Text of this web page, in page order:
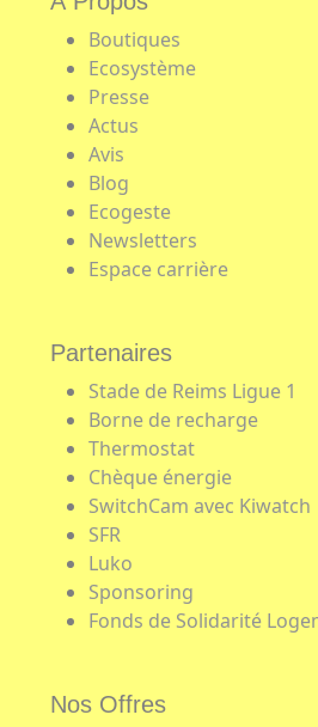
Boutiques
Ecosystème
Presse
Actus
Avis
Blog
Ecogeste
Newsletters
Espace carrière
Partenaires
Stade de Reims Ligue 1
Borne de recharge
Thermostat
Chèque énergie
SwitchCam avec Kiwatch
SFR
Luko
Sponsoring
Fonds de Solidarité
Nos Offres